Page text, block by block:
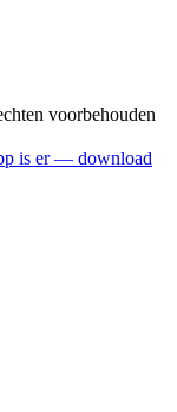
voorbehouden
is er — download